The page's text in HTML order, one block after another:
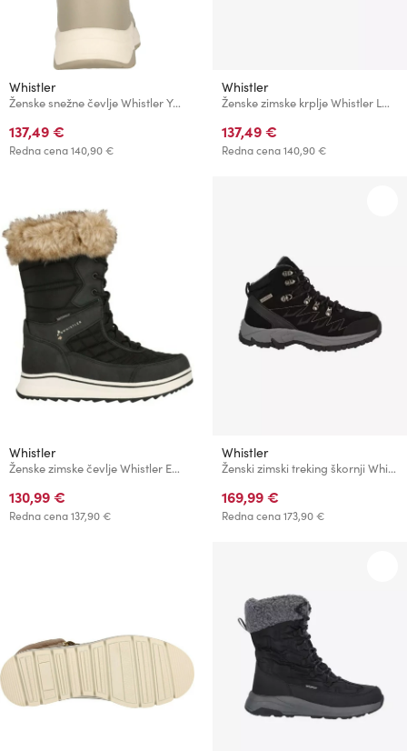
Whistler
Ženske snežne čevlje Whistler YATTUA
137,49 €
Redna cena140,90 €
Whistler
Ženske zimske krplje Whistler LOUMON
137,49 €
Redna cena140,90 €
Whistler
Ženske zimske čevlje Whistler EEWYE Velikost:
130,99 €
Redna cena137,90 €
Whistler
Ženski zimski treking škornji Whistler CONTAI
169,99 €
Redna cena173,90 €